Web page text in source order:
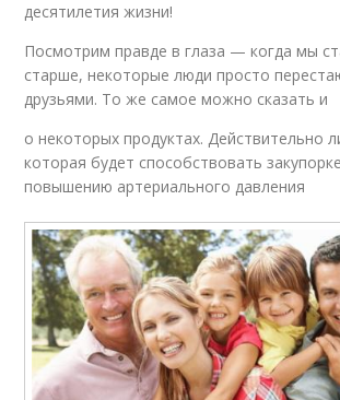
десятилетия жизни!
Посмотрим правде в глаза — когда мы
старше, некоторые люди просто
друзьями. То же самое можно сказать и
о некоторых продуктах. Действительно
которая будет способствовать
повышению артериального давления